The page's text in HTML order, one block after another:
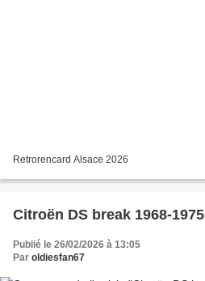
Retrorencard Alsace 2026
Citroën DS break 1968-1975
Publié le 26/02/2026 à 13:05
Par oldiesfan67